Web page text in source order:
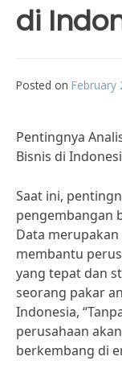
di
Posted on February
Pentingnya
Bisnis di
Saat ini,
pengembangan
Data
membantu
yang tepat dan
seorang pakar
Indonesia,
perusahaan
berkembang di